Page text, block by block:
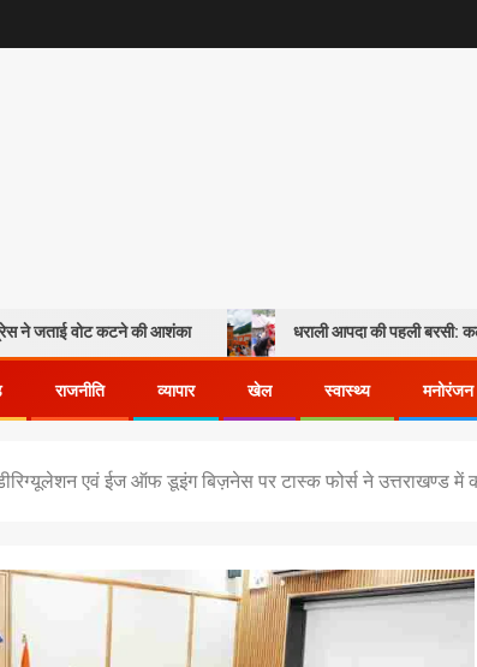
कटने की आशंका धराली आपदा की पहली बरसी: कल्प केदार मंदिर
राजनीति व्यापार खेल स्वास्थ्य मनोरंजन
एवं ईज ऑफ डूइंग बिज़नेस पर टास्क फोर्स ने उत्तराखण्ड में